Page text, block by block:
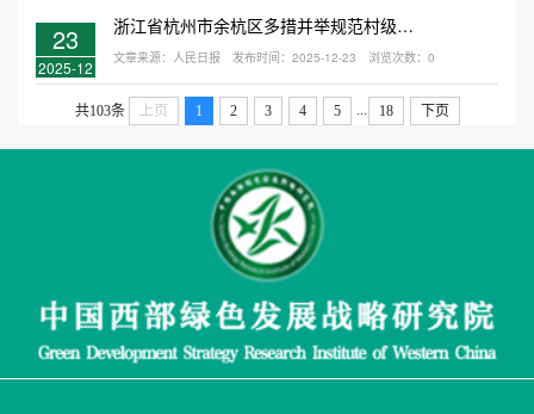
23
2025-12
浙江省杭州市余杭区多措并举规范村级小微权力运行—— 为乡村全面振兴注入“廉动力”（前沿观察·农村党建调研行）
文章来源：人民日报 发布时间：2025-12-23 浏览次数： 0
共103条 上页 1 2 3 4 5 18 下页